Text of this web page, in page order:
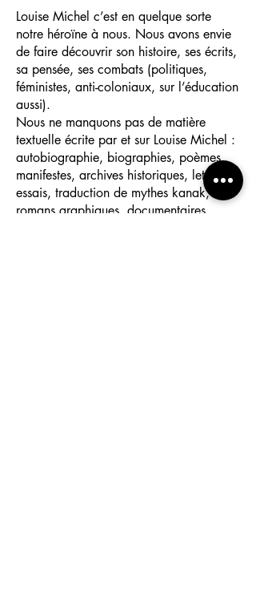
Louise Michel c’est en quelque sorte
notre héroïne à nous. Nous avons envie
de faire découvrir son histoire, ses écrits,
sa pensée, ses combats (politiques,
féministes, anti-coloniaux, sur l’éducation
aussi).
Nous ne manquons pas de matière
textuelle écrite par et sur Louise Michel :
autobiographie, biographies, poèmes,
manifestes, archives historiques, lettres,
essais, traduction de mythes kanak,
romans graphiques, documentaires,